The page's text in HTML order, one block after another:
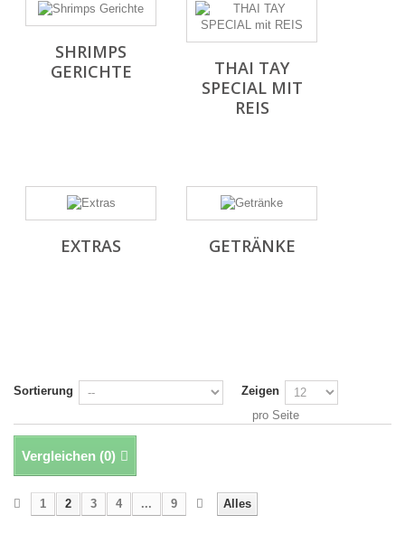
SHRIMPS
GERICHTE
THAI TAY
SPECIAL MIT
REIS
EXTRAS GETRÄNKE
Sortierung
Zeigen
pro Seite
Vergleichen (0)
Alles
1 2 3 4 ... 9